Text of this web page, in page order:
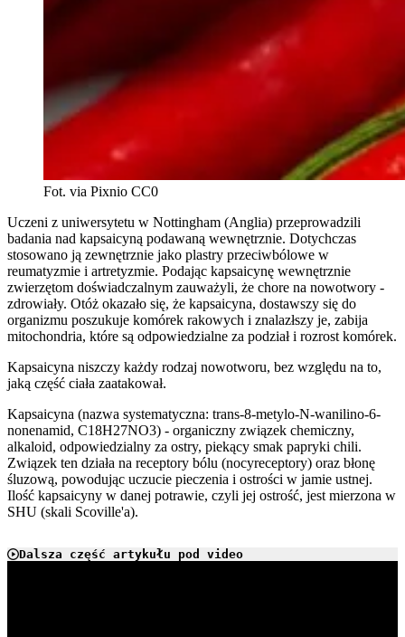
Fot. via Pixnio CC0
Uczeni z uniwersytetu w Nottingham (Anglia) przeprowadzili
badania nad kapsaicyną podawaną wewnętrznie. Dotychczas
stosowano ją zewnętrznie jako plastry przeciwbólowe w
reumatyzmie i artretyzmie. Podając kapsaicynę wewnętrznie
zwierzętom doświadczalnym zauważyli, że chore na nowotwory -
zdrowiały. Otóż okazało się, że kapsaicyna, dostawszy się do
organizmu poszukuje komórek rakowych i znalazłszy je, zabija
mitochondria, które są odpowiedzialne za podział i rozrost komórek.
Kapsaicyna niszczy każdy rodzaj nowotworu, bez względu na to,
jaką część ciała zaatakował.
Kapsaicyna (nazwa systematyczna: trans-8-metylo-N-wanilino-6-
nonenamid, C18H27NO3) - organiczny związek chemiczny,
alkaloid, odpowiedzialny za ostry, piekący smak papryki chili.
Związek ten działa na receptory bólu (nocyreceptory) oraz błonę
śluzową, powodując uczucie pieczenia i ostrości w jamie ustnej.
Ilość kapsaicyny w danej potrawie, czyli jej ostrość, jest mierzona w
SHU (skali Scoville'a).
Dalsza część artykułu pod video